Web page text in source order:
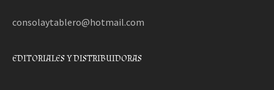
consolaytablero@hotmail.com
EDITORIALES Y DISTRIBUIDORAS